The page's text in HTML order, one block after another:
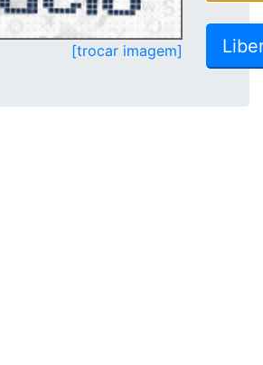
[trocar imagem]